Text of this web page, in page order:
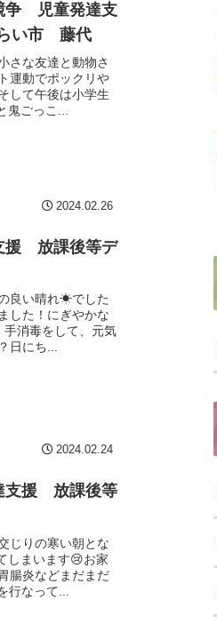
争 児童発達支
い市 藤代
さな友達と動物さ
運動でポックリや
して午後は小学生
ごっこ...
2024.02.26
援 放課後等デ
良い晴れ☀でした
した！にぎやかな
消毒をして、元気
日にち...
2024.02.24
支援 放課後等
じりの寒い朝とな
しまいます😢お家
腸炎などまだまだ
なって...